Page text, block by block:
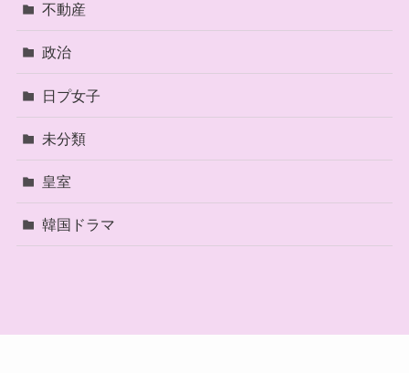
不動産
政治
日プ女子
未分類
皇室
韓国ドラマ